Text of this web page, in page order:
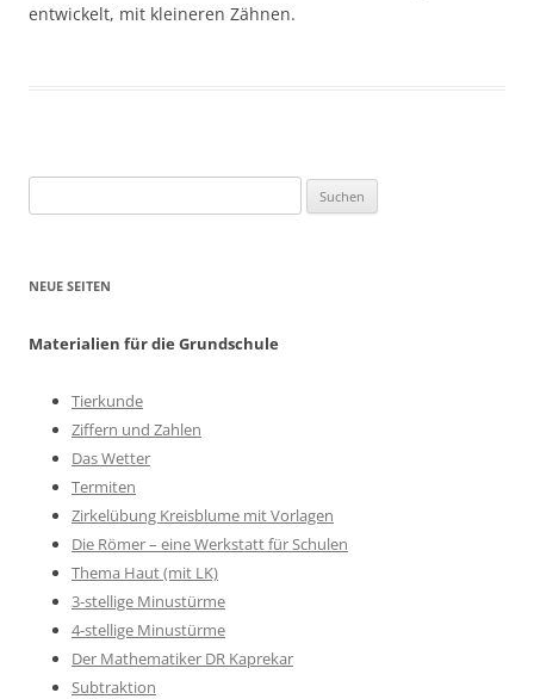
entwickelt, mit kleineren Zähnen.
nach:
NEUE SEITEN
Materialien für die Grundschule
Tierkunde
Ziffern und Zahlen
Das Wetter
Termiten
Zirkelübung Kreisblume mit Vorlagen
Die Römer – eine Werkstatt für Schulen
Thema Haut (mit LK)
3-stellige Minustürme
4-stellige Minustürme
Der Mathematiker DR Kaprekar
Subtraktion